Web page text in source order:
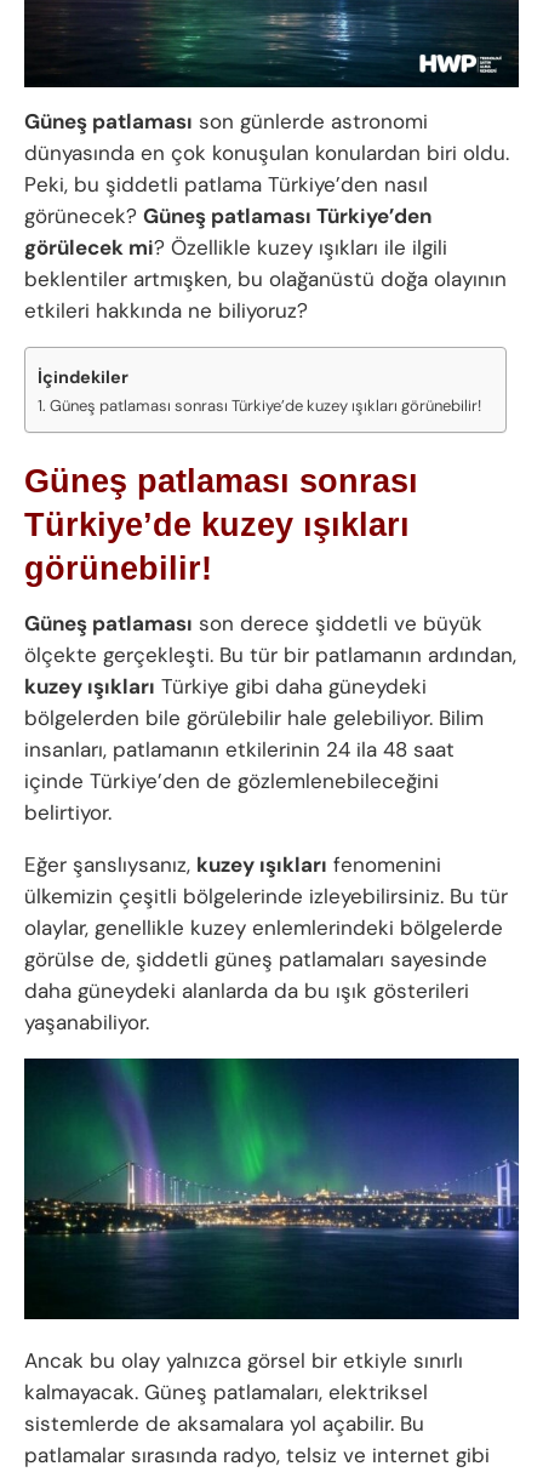
Güneş patlaması son günlerde astronomi
dünyasında en çok konuşulan konulardan biri oldu.
Peki, bu şiddetli patlama Türkiye’den nasıl
görünecek? Güneş patlaması Türkiye’den
görülecek mi? Özellikle kuzey ışıkları ile ilgili
beklentiler artmışken, bu olağanüstü doğa olayının
etkileri hakkında ne biliyoruz?
İçindekiler
Güneş patlaması sonrası Türkiye’de kuzey ışıkları görünebilir!
Güneş patlaması sonrası
Türkiye’de kuzey ışıkları
görünebilir!
Güneş patlaması son derece şiddetli ve büyük
ölçekte gerçekleşti. Bu tür bir patlamanın ardından,
kuzey ışıkları Türkiye gibi daha güneydeki
bölgelerden bile görülebilir hale gelebiliyor. Bilim
insanları, patlamanın etkilerinin 24 ila 48 saat
içinde Türkiye’den de gözlemlenebileceğini
belirtiyor.
Eğer şanslıysanız, kuzey ışıkları fenomenini
ülkemizin çeşitli bölgelerinde izleyebilirsiniz. Bu tür
olaylar, genellikle kuzey enlemlerindeki bölgelerde
görülse de, şiddetli güneş patlamaları sayesinde
daha güneydeki alanlarda da bu ışık gösterileri
yaşanabiliyor.
Ancak bu olay yalnızca görsel bir etkiyle sınırlı
kalmayacak. Güneş patlamaları, elektriksel
sistemlerde de aksamalara yol açabilir. Bu
patlamalar sırasında radyo, telsiz ve internet gibi